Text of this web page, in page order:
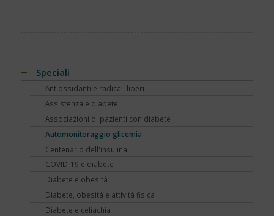
Speciali
Antiossidanti e radicali liberi
Assistenza e diabete
Associazioni di pazienti con diabete
Automonitoraggio glicemia
Centenario dell'insulina
COVID-19 e diabete
Diabete e obesità
Diabete, obesità e attività fisica
Diabete e celiachia